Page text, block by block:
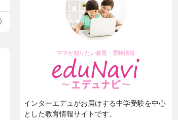
ママが知りたい教育・受験情報
インターエデュがお届けする中学受験を中心
とした教育情報サイトです。